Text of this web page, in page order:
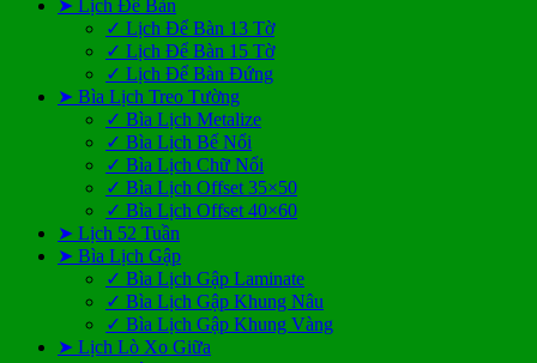
➤ Lịch Để Bàn
✓ Lịch Để Bàn 13 Tờ
✓ Lịch Để Bàn 15 Tờ
✓ Lịch Để Bàn Đứng
➤ Bìa Lịch Treo Tường
✓ Bìa Lịch Metalize
✓ Bìa Lịch Bế Nổi
✓ Bìa Lịch Chữ Nổi
✓ Bìa Lịch Offset 35×50
✓ Bìa Lịch Offset 40×60
➤ Lịch 52 Tuần
➤ Bìa Lịch Gập
✓ Bìa Lịch Gập Laminate
✓ Bìa Lịch Gập Khung Nâu
✓ Bìa Lịch Gập Khung Vàng
➤ Lịch Lò Xo Giữa